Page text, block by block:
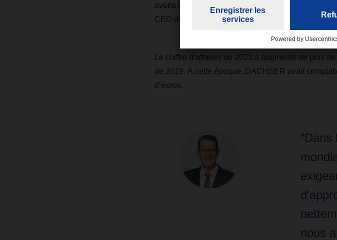
avons investi de manière significative dans
CEO de DACHSER.
Le chiffre d’affaires de 2023 a augmenté de plus
de 2019. À cette époque, DACHSER avait
d’euros.
“Dans
nous